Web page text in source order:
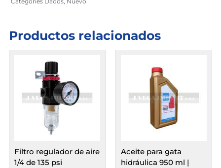
Productos relacionados
Filtro regulador de aire
1/4 de 135 psi
Aceite para gata
hidráulica 950 ml |